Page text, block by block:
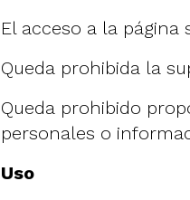
El acceso a la
Queda prohibida la
Queda prohibido
personales o
Uso